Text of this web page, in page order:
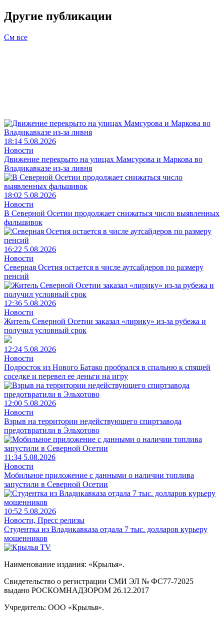
Другие публикации
См все
18:14 5.08.2026
Новости
Движение перекрыто на улицах Мамсурова и Маркова во
Владикавказе из-за ливня
18:02 5.08.2026
Новости
В Северной Осетии продолжает снижаться число выявленных
фальшивок
16:22 5.08.2026
Новости
Северная Осетия остается в числе аутсайдеров по размеру
пенсий
12:36 5.08.2026
Новости
Житель Северной Осетии заказал «лирику» из-за рубежа и
получил условный срок
12:24 5.08.2026
Новости
Подросток из Нового Батако пробрался в спальню к спящей
соседке и перевел ее деньги на игру
12:00 5.08.2026
Новости
Взрыв на территории недействующего спиртзавода
предотвратили в Эльхотово
11:34 5.08.2026
Новости
Мобильное приложение с данными о наличии топлива
запустили в Северной Осетии
10:52 5.08.2026
Новости, Пресс релизы
Студентка из Владикавказа отдала 7 тыс. долларов курьеру
мошенников
Наименование издания: «Крылья».
Свидетельство о регистрации СМИ ЭЛ № ФС77-72025
выдано РОСКОМНАДЗОРОМ 26.12.2017
Учредитель: ООО «Крылья».